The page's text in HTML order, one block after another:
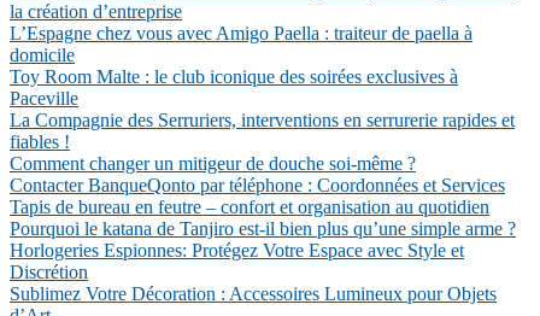
la création d’entreprise
L’Espagne chez vous avec Amigo Paella : traiteur de paella à
domicile
Toy Room Malte : le club iconique des soirées exclusives à
Paceville
La Compagnie des Serruriers, interventions en serrurerie rapides et
fiables !
Comment changer un mitigeur de douche soi-même ?
Contacter BanqueQonto par téléphone : Coordonnées et Services
Tapis de bureau en feutre – confort et organisation au quotidien
Pourquoi le katana de Tanjiro est-il bien plus qu’une simple arme ?
Horlogeries Espionnes: Protégez Votre Espace avec Style et
Discrétion
Sublimez Votre Décoration : Accessoires Lumineux pour Objets